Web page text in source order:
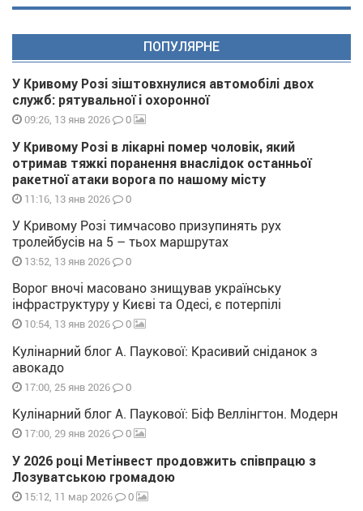
ПОПУЛЯРНЕ
У Кривому Розі зіштовхнулися автомобілі двох
служб: рятувальної і охоронної
09:26, 13 янв 2026 0
У Кривому Розі в лікарні помер чоловік, який
отримав тяжкі поранення внаслідок останньої
ракетної атаки ворога по нашому місту
11:16, 13 янв 2026 0
У Кривому Розі тимчасово призупинять рух
тролейбусів на 5 – тьох маршрутах
13:52, 13 янв 2026 0
Ворог вночі масовано знищував українську
інфраструктуру у Києві та Одесі, є потерпілі
10:54, 13 янв 2026 0
Кулінарний блог А. Паукової: Красивий сніданок з
авокадо
17:00, 25 янв 2026 0
Кулінарний блог А. Паукової: Біф Веллінгтон. Модерн
17:00, 29 янв 2026 0
У 2026 році Метінвест продовжить співпрацю з
Лозуватською громадою
15:12, 11 мар 2026 0